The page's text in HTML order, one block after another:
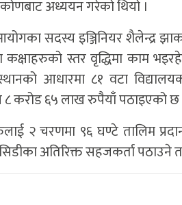
अध्ययन गरेको थियो ।
सदस्य इञ्जिनियर शैलेन्द्र
स्तर वृद्धिमा काम
आधारमा ८१ वटा
८ करोड ६५ लाख रुपैयाँ पठाइएको छ
२ चरणमा ९६ घण्टे तालिम
अतिरिक्त सहजकर्ता पठाउने